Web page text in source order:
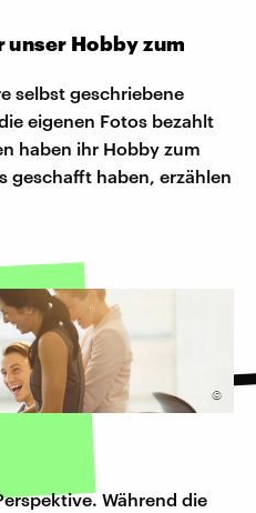
Hobby zum
selbst geschriebene
eigenen Fotos bezahlt
haben ihr Hobby zum
geschafft haben, erzählen
©
Während die